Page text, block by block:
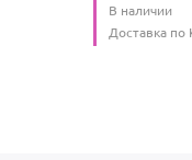
Количество
В наличии
Условия
Доставка по